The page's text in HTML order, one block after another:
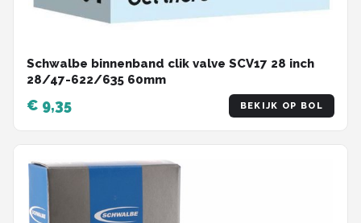
Schwalbe binnenband clik valve SCV17 28 inch
28/47-622/635 60mm
€ 9,35 BEKIJK OP BOL